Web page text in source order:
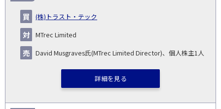
(株)トラスト・テック
MTrec Limited
David Musgraves氏(MTrec Limited Director)、個人株主1人
詳細を見る